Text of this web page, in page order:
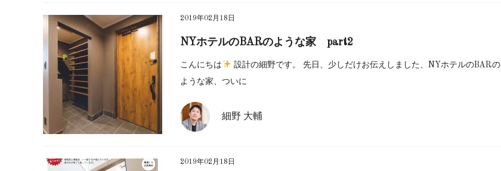
2019年02月18日
NYホテルのBARのような家 part2
こんにちは
設計の細野です。 先日、少しだけお伝えしました、NYホテルのBARの
ような家、ついに
細野 大輔
2019年02月18日